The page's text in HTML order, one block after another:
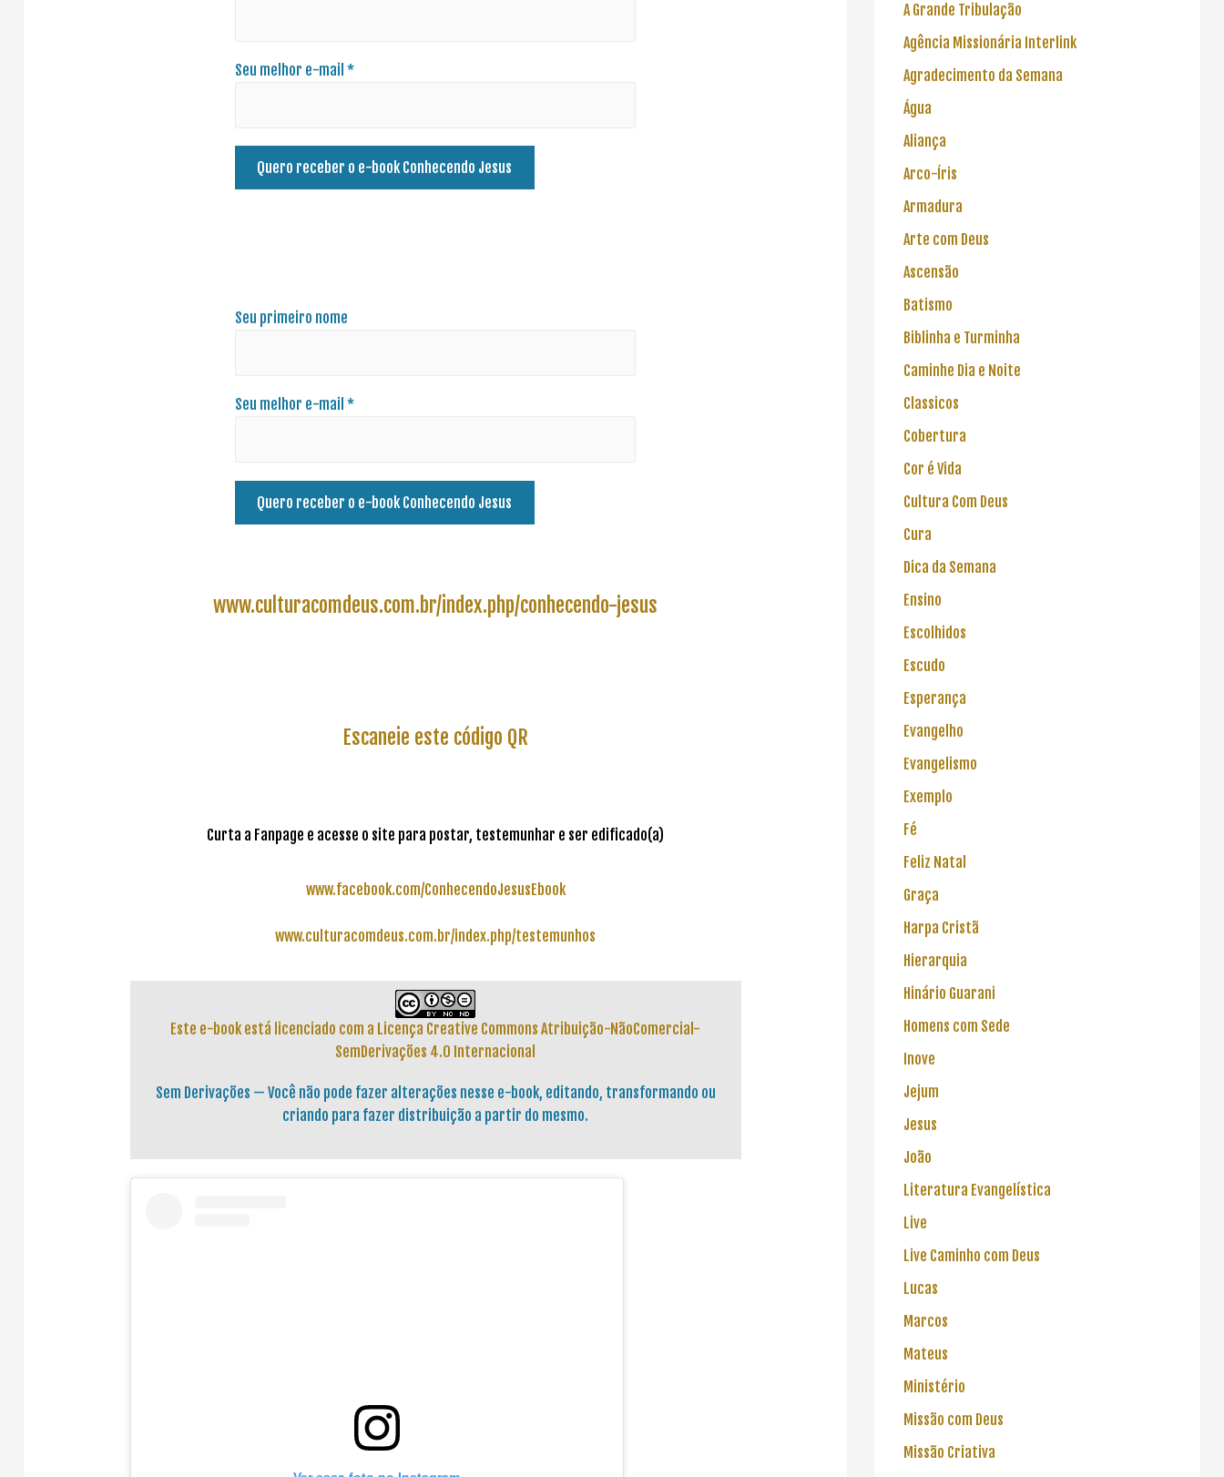
Seu melhor e-mail *
Seu primeiro nome
Seu melhor e-mail *
www.culturacomdeus.com.br/index.php/conhecendo-jesus
Escaneie este código QR
Curta a Fanpage e acesse o site para postar, testemunhar e ser edificado(a)
www.facebook.com/ConhecendoJesusEbook
www.culturacomdeus.com.br/index.php/testemunhos
Este e-book está licenciado com a Licença Creative Commons Atribuição-NãoComercial-
SemDerivações 4.0 Internacional
Sem Derivações — Você não pode fazer alterações nesse e-book, editando, transformando ou
criando para fazer distribuição a partir do mesmo.
A Grande Tribulação
Agência Missionária Interlink
Agradecimento da Semana
Água
Aliança
Arco-Íris
Armadura
Arte com Deus
Ascensão
Batismo
Biblinha e Turminha
Caminhe Dia e Noite
Classicos
Cobertura
Cor é Vida
Cultura Com Deus
Cura
Dica da Semana
Ensino
Escolhidos
Escudo
Esperança
Evangelho
Evangelismo
Exemplo
Fé
Feliz Natal
Graça
Harpa Cristã
Hierarquia
Hinário Guarani
Homens com Sede
Inove
Jejum
Jesus
João
Literatura Evangelística
Live
Live Caminho com Deus
Lucas
Marcos
Mateus
Ministério
Missão com Deus
Missão Criativa